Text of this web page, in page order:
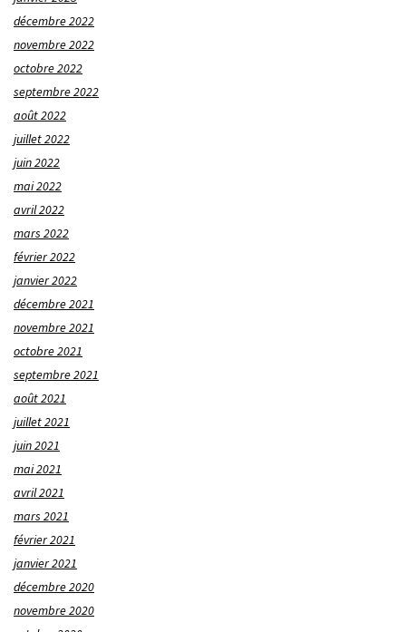
décembre 2022
novembre 2022
octobre 2022
septembre 2022
août 2022
juillet 2022
juin 2022
mai 2022
avril 2022
mars 2022
février 2022
janvier 2022
décembre 2021
novembre 2021
octobre 2021
septembre 2021
août 2021
juillet 2021
juin 2021
mai 2021
avril 2021
mars 2021
février 2021
janvier 2021
décembre 2020
novembre 2020